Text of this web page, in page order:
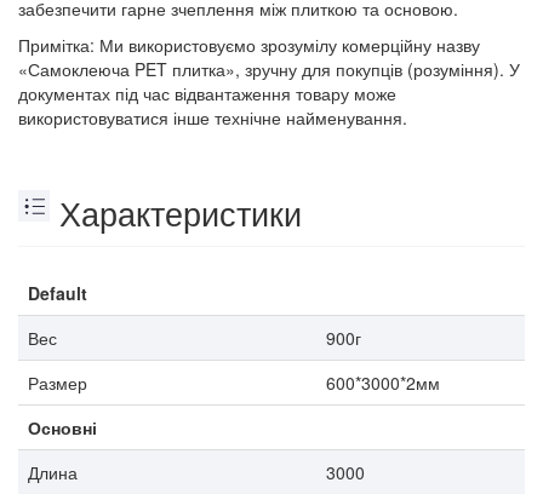
забезпечити гарне зчеплення між плиткою та основою.
Примітка: Ми використовуємо зрозумілу комерційну назву
«Самоклеюча PET плитка», зручну для покупців (розуміння). У
документах під час відвантаження товару може
використовуватися інше технічне найменування.
Характеристики
Default
Вес
900г
Размер
600*3000*2мм
Основні
Длина
3000